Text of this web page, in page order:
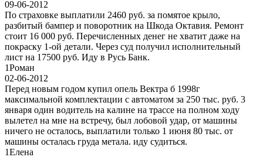
09-06-2012
По страховке выплатили 2460 руб. за помятое крыло,
разбитый бампер и поворотник на Шкода Октавия. Ремонт
стоит 16 000 руб. Перечисленных денег не хватит даже на
покраску 1-ой детали. Через суд получил исполнительный
лист на 17500 руб. Иду в Русь Банк.
1Роман
02-06-2012
Перед новым годом купил опель Вектра б 1998г
максимальной комплектации с автоматом за 250 тыс. руб. 3
января один водитель на калине на трассе на полном ходу
вылетел на мне на встречу, был лобовой удар, от машины
ничего не осталось, выплатили только 1 июня 80 тыс. от
машины осталась груда метала. иду судиться.
1Елена